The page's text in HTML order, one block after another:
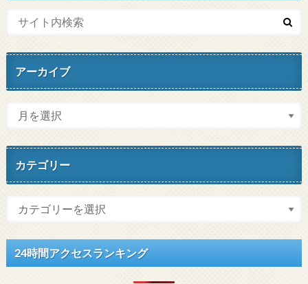
アーカイブ
カテゴリー
24時間アクセスランキング